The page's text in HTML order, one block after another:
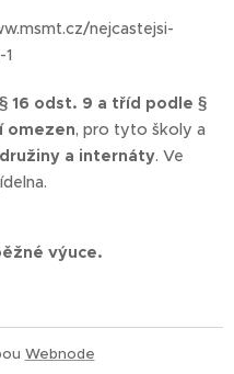
nejcastejsi-
16 odst. 9 a tříd podle §
omezen, pro tyto školy a
a internáty. Ve
výuce.
Webnode